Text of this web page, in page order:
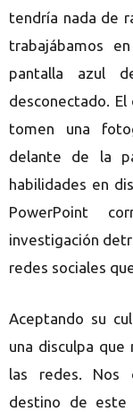
tendría nada de
trabajábamos
pantalla azul
desconectado.
tomen una
delante de la
habilidades en
PowerPoint
investigación
redes sociales
Aceptando su
una disculpa
las redes. Nos
destino de este